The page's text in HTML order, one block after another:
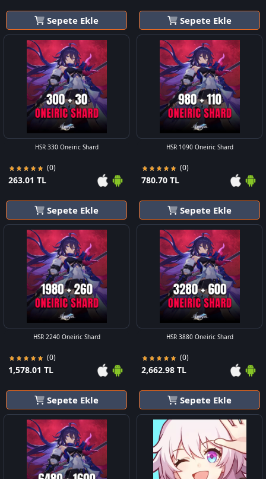
Sepete Ekle Sepete Ekle
HSR 330 Oneiric Shard
(0)
263.01 TL
Sepete Ekle
HSR 1090 Oneiric Shard
(0)
780.70 TL
Sepete Ekle
HSR 2240 Oneiric Shard
(0)
1,578.01 TL
Sepete Ekle
HSR 3880 Oneiric Shard
(0)
2,662.98 TL
Sepete Ekle